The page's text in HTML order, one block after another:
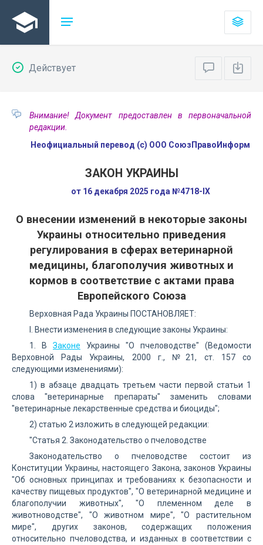
Действует
Внимание! Документ предоставлен в первоначальной
редакции.
Неофициальный перевод (с) ООО СоюзПравоИнформ
ЗАКОН УКРАИНЫ
от 16 декабря 2025 года №4718-IX
О внесении изменений в некоторые законы
Украины относительно приведения
регулирования в сферах ветеринарной
медицины, благополучия животных и
кормов в соответствие с актами права
Европейского Союза
Верховная Рада Украины ПОСТАНОВЛЯЕТ:
I. Внести изменения в следующие законы Украины:
1. В Законе Украины "О пчеловодстве" (Ведомости
Верховной Рады Украины, 2000 г., №21, ст. 157 со
следующими изменениями):
1) в абзаце двадцать третьем части первой статьи 1
слова "ветеринарные препараты" заменить словами
"ветеринарные лекарственные средства и биоциды";
2) статью 2 изложить в следующей редакции:
"Статья 2. Законодательство о пчеловодстве
Законодательство о пчеловодстве состоит из
Конституции Украины, настоящего Закона, законов Украины
"Об основных принципах и требованиях к безопасности и
качеству пищевых продуктов", "О ветеринарной медицине и
благополучии животных", "О племенном деле в
животноводстве", "О животном мире", "О растительном
мире", других законов, содержащих положения
относительно пчеловодства, и изданных в соответствии с